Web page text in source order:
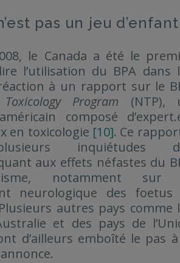
pas un jeu d’enfant
le Canada a été le
l’utilisation du BPA dans
à un rapport sur le
Program (NTP),
composé
en toxicologie [10]. Ce
inquiétudes
aux effets néfastes du
notamment sur
neurologique des foetus
autres pays comme
et des pays de
d’ailleurs emboîté le pas